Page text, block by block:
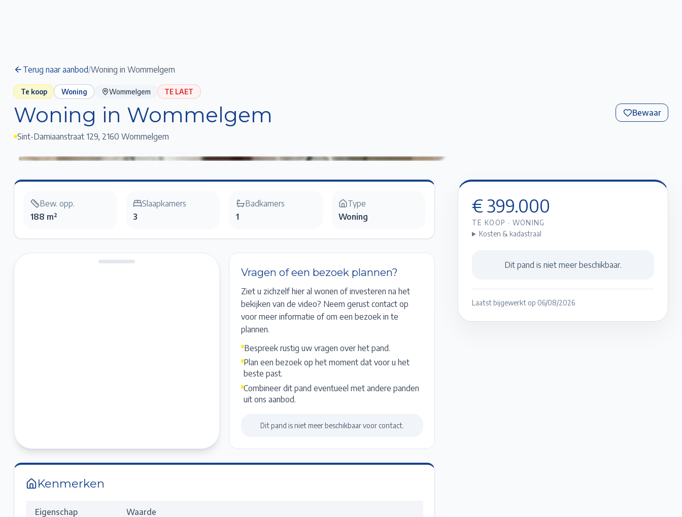
Terug naar aanbod/Woning in Wommelgem
Te koop Woning Wommelgem TE LAET
Woning in Wommelgem Bewaar
Sint-Damiaanstraat 129, 2160 Wommelgem
Bew. opp.
188 m²
Slaapkamers
3
Badkamers
1
Type
Woning
Vragen of een bezoek plannen?
Ziet u zichzelf hier al wonen of investeren na het
bekijken van de video? Neem gerust contact op
voor meer informatie of om een bezoek in te
plannen.
Bespreek rustig uw vragen over het pand.
Plan een bezoek op het moment dat voor u het
beste past.
Combineer dit pand eventueel met andere panden
uit ons aanbod.
Dit pand is niet meer beschikbaar voor contact.
Kenmerken
Eigenschap Waarde
€ 399.000
TE KOOP · WONING
Kosten & kadastraal
Dit pand is niet meer beschikbaar.
Laatst bijgewerkt op 06/08/2026